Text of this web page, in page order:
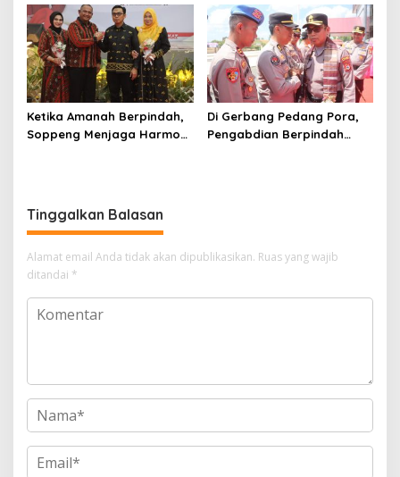
Digital
Ketika Amanah Berpindah,
Soppeng Menjaga Harmoni
Di Gerbang Pedang Pora,
Pengabdian Berpindah
Tinggalkan Balasan
Alamat email Anda tidak akan dipublikasikan. Ruas yang wajib
ditandai *